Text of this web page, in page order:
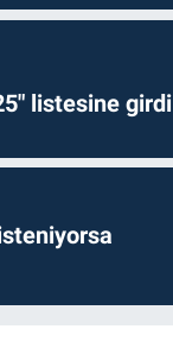
listesine girdi